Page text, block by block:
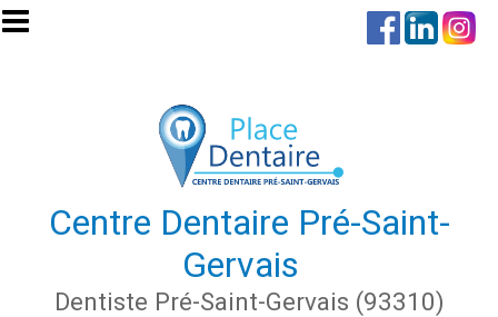
Aller au contenu principal
Centre Dentaire Pré-Saint-
Gervais
Dentiste Pré-Saint-Gervais (93310)